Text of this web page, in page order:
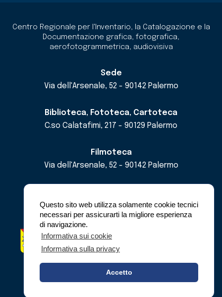
Questo sito web utilizza solamente cookie tecnici
necessari per assicurarti la migliore esperienza
di navigazione.
Informativa sui cookie
Informativa sulla privacy
Accetto
Centro Regionale per l'Inventario, la Catalogazione e la
Documentazione grafica, fotografica,
aerofotogrammetrica, audiovisiva
Sede
Via dell'Arsenale, 52 - 90142 Palermo
Biblioteca, Fototeca, Cartoteca
C.so Calatafimi, 217 - 90129 Palermo
Filmoteca
Via dell'Arsenale, 52 - 90142 Palermo
pec cricdsicilia@pec.it
© Copyright 2023 - C.R.I.C.D.
Regione Siciliana - Assessorato dei Beni
Dipartimento dei Beni Culturali e dell'Identità
Siciliana